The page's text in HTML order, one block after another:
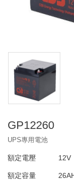
GP12260
UPS專用電池
額定電壓 12V
額定容量